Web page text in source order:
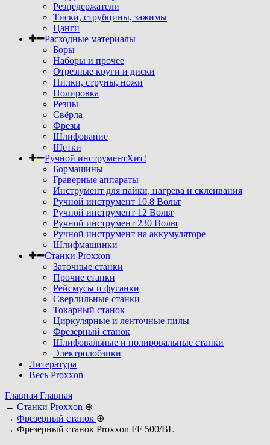
Резцедержатели
Тиски, струбцины, зажимы
Цанги
Расходные материалы
Боры
Наборы и прочее
Отрезные круги и диски
Пилки, струны, ножи
Полировка
Резцы
Свёрла
Фрезы
Шлифование
Щетки
Ручной инструментХит!
Бормашины
Граверные аппараты
Инструмент для пайки, нагрева и склеивания
Ручной инструмент 10.8 Вольт
Ручной инструмент 12 Вольт
Ручной инструмент 230 Вольт
Ручной инструмент на аккумуляторе
Шлифмашинки
Станки Proxxon
Заточные станки
Прочие станки
Рейсмусы и фуганки
Сверлильные станки
Токарный станок
Циркулярные и ленточные пилы
Фрезерный станок
Шлифовальные и полировальные станки
Электролобзики
Литература
Весь Proxxon
Главная Главная
→ Станки Proxxon ⊕
→ Фрезерный станок ⊕
→ Фрезерный станок Proxxon FF 500/BL